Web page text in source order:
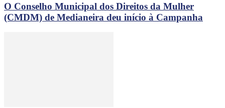
O Conselho Municipal dos Direitos da Mulher
(CMDM) de Medianeira deu início à Campanha